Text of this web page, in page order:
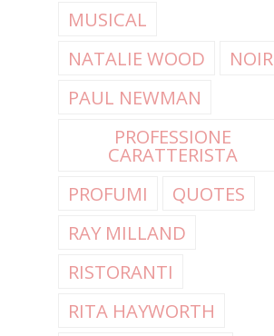
MUSICAL
NATALIE WOOD
NOIR
PAUL NEWMAN
PROFESSIONE
CARATTERISTA
PROFUMI
QUOTES
RAY MILLAND
RISTORANTI
RITA HAYWORTH